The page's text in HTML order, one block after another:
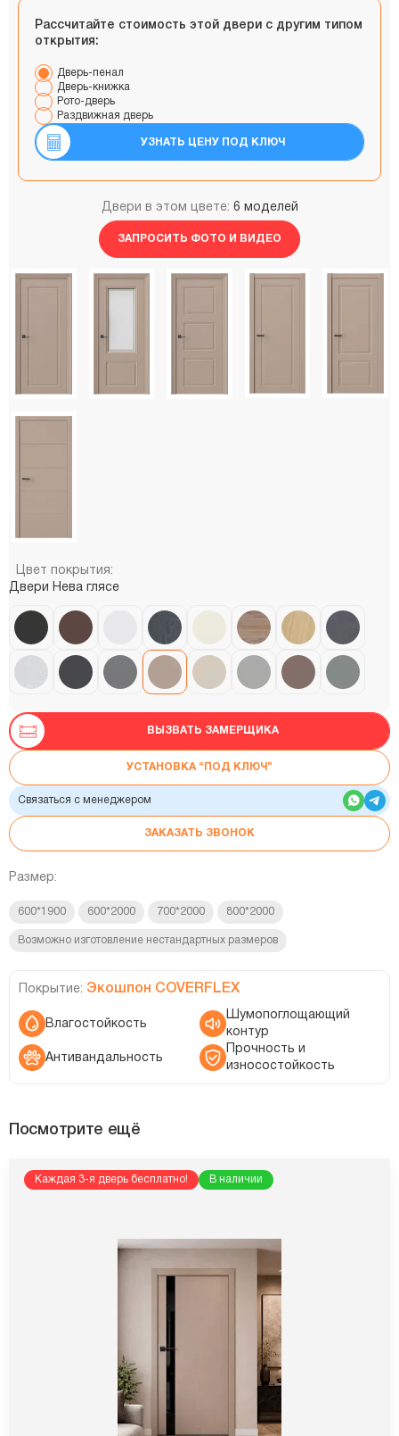
Рассчитайте стоимость этой двери с другим типом
открытия:
Дверь-пенал
Дверь-книжка
Рото-дверь
Раздвижная дверь
УЗНАТЬ ЦЕНУ ПОД КЛЮЧ
Двери в этом цвете: 6 моделей
ЗАПРОСИТЬ ФОТО И ВИДЕО
Цвет покрытия:
Двери Нева глясе
ВЫЗВАТЬ ЗАМЕРЩИКА
УСТАНОВКА “ПОД КЛЮЧ”
Связаться с менеджером
ЗАКАЗАТЬ ЗВОНОК
Размер:
600*1900 600*2000 700*2000 800*2000
Возможно изготовление нестандартных размеров
Покрытие: Экошпон COVERFLEX
Влагостойкость
Шумопоглощающий
контур
Антивандальность
Прочность и
износостойкость
Посмотрите ещё
Каждая 3-я дверь бесплатно! В наличии